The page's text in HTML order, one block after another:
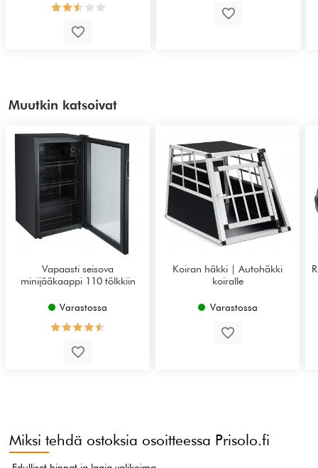
Muutkin katsoivat
Vapaasti seisova
minijääkaappi 110 tölkkiin
Varastossa
Koiran häkki | Autohäkki
koiralle
Varastossa
Miksi tehdä ostoksia osoitteessa Prisolo.fi